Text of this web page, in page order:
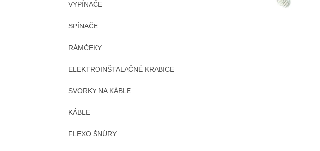
VYPÍNAČE
SPÍNAČE
RÁMČEKY
ELEKTROINŠTALAČNÉ KRABICE
SVORKY NA KÁBLE
KÁBLE
FLEXO ŠNÚRY